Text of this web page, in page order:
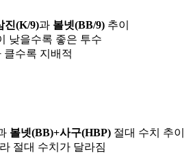
진(K/9)과 볼넷(BB/9) 추이
낮을수록 좋은 투수
클수록 지배적
볼넷(BB)+사구(HBP) 절대 수치 추이
절대 수치가 달라짐